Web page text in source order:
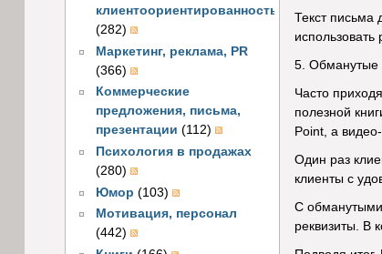
клиентоориентированность
(282)
Маркетинг, реклама, PR
(366)
Коммерческие
предложения, письма,
презентации (112)
Психология в продажах
(280)
Юмор (103)
Мотивация, персонал
(442)
Текст письма
использовать
5. Обманутые
Часто
полезной
Point, а
Один раз
клиенты с
С обманутыми
реквизиты. В